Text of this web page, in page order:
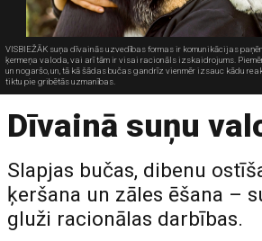
VISBIEŽĀK suņa dīvainās uzvedības formas ir komunikācijas
ķermeņa valoda, vai arī tām ir visai racionāls izskaidrojums.
un nogaršo, un, tā kā šādas bučas gandrīz vienmēr izsauc kādu
tiktu pie gribētās uzmanības.
Dīvainā suņu
Slapjas bučas, dibenu
ķeršana un zāles ēšana –
gluži racionālas darbības.